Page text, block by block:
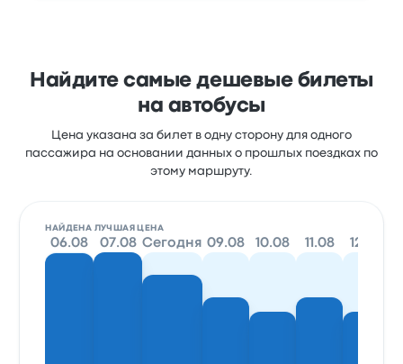
Найдите самые дешевые билеты
на автобусы
Цена указана за билет в одну сторону для одного
пассажира на основании данных о прошлых поездках по
этому маршруту.
НАЙДЕНА ЛУЧШАЯ ЦЕНА
06.08 07.08 Сегодня 09.08 10.08 11.08 12.08